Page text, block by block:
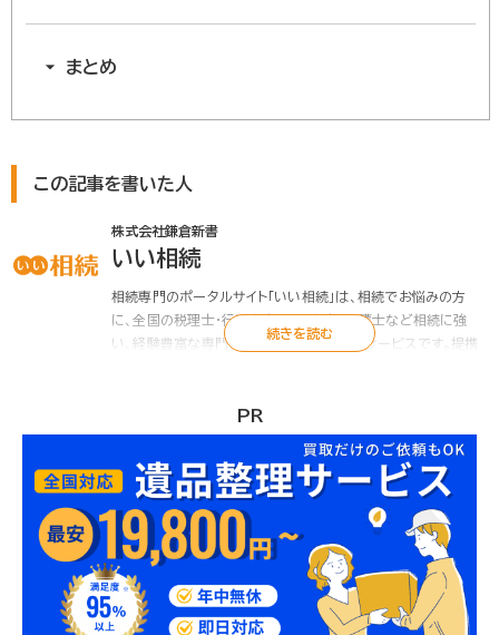
まとめ
この記事を書いた人
株式会社鎌倉新書
いい相続
相続専門のポータルサイト「いい相続」は、相続でお悩みの方
に、全国の税理士・行政書士・司法書士・弁護士など相続に強
い、経験豊富な専門家をお引き合わせするサービスです。提携
相談、相続手続の代行など「いい相続」にお任せください。
また「いい相続」では、相続に関連する有資格者の皆様に、監修
のご協力をいただいています。
▶ いい相続とは
▶ 監修者紹介 | いい相続
PR